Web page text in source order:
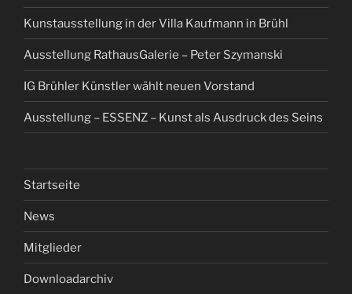
Kunstausstellung in der Villa Kaufmann in Brühl
Ausstellung RathausGalerie – Peter Szymanski
IG Brühler Künstler wählt neuen Vorstand
Ausstellung – ESSENZ – Kunst als Ausdruck des Seins
Startseite
News
Mitglieder
Downloadarchiv